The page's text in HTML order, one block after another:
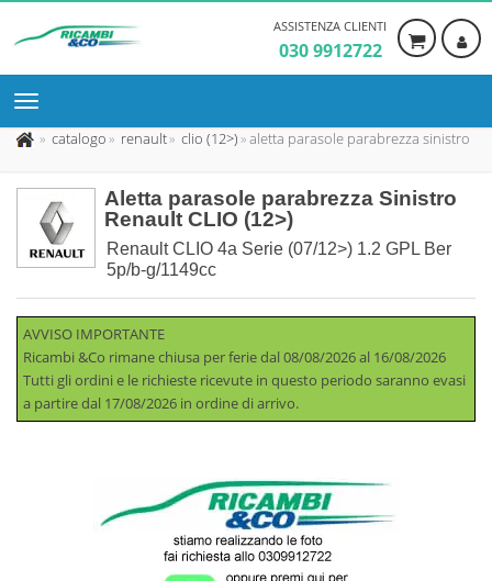
ASSISTENZA CLIENTI
030 9912722
catalogo renault clio (12>) aletta parasole parabrezza sinistro
Aletta parasole parabrezza Sinistro
Renault CLIO (12>)
Renault CLIO 4a Serie (07/12>) 1.2 GPL Ber
5p/b-g/1149cc
AVVISO IMPORTANTE
Ricambi &Co rimane chiusa per ferie dal 08/08/2026 al 16/08/2026
Tutti gli ordini e le richieste ricevute in questo periodo saranno evasi
a partire dal 17/08/2026 in ordine di arrivo.